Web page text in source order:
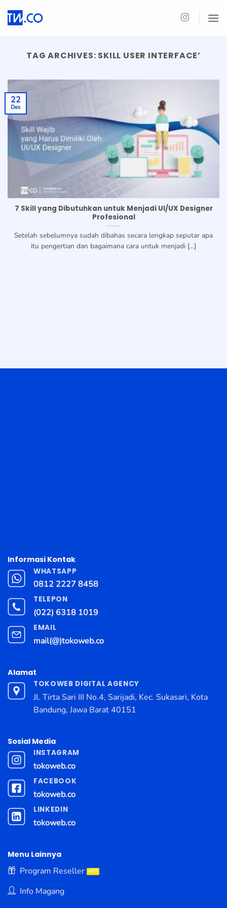
TAG ARCHIVES: SKILL USER INTERFACE’
7 Skill yang Dibutuhkan untuk Menjadi UI/UX Designer
Profesional
Setelah sebelumnya sudah dibahas secara lengkap seputar apa
itu pengertian dan bagaimana cara untuk menjadi [...]
22
Des
Informasi Kontak
WHATSAPP
0812 2227 8458
TELEPON
(022) 6318 1019
EMAIL
mail(@)tokoweb.co
Alamat
TOKOWEB DIGITAL AGENCY
Jl. Tirta Sari III No.4, Sarijadi, Kec. Sukasari, Kota
Bandung, Jawa Barat 40151
Sosial Media
INSTAGRAM
tokoweb.co
FACEBOOK
tokoweb.co
LINKEDIN
tokoweb.co
Menu Lainnya
Program Reseller
Info Magang